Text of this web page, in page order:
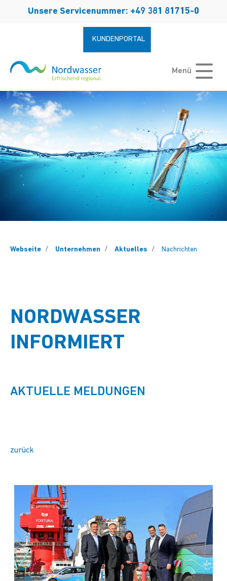
Unsere Servicenummer: +49 381 81715-0
KUNDENPORTAL
Menü
Webseite Unternehmen Aktuelles Nachrichten
NORDWASSER
INFORMIERT
AKTUELLE MELDUNGEN
zurück